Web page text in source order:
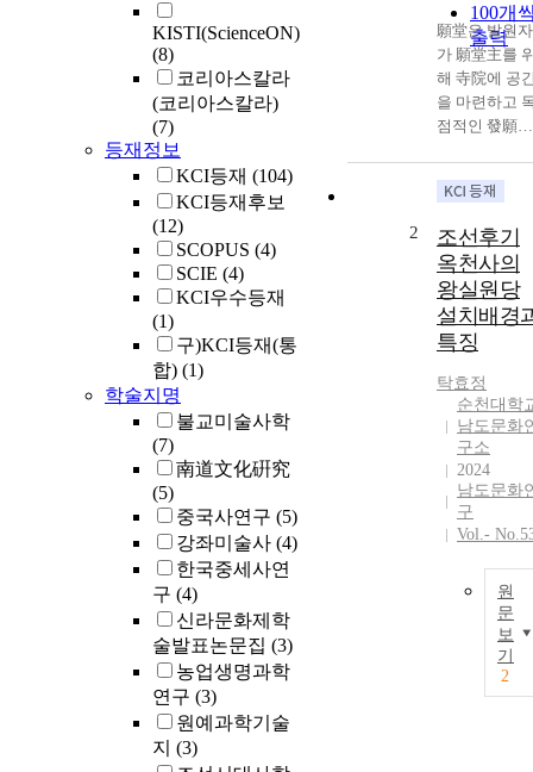
KISTI(ScienceON)
(8)
코리아스칼라
(코리아스칼라)
(7)
등재정보
KCI등재 (104)
KCI등재후보
(12)
SCOPUS (4)
SCIE (4)
KCI우수등재
(1)
구)KCI등재(통
합) (1)
학술지명
불교미술사학
(7)
南道文化硏究
(5)
중국사연구 (5)
강좌미술사 (4)
한국중세사연
구 (4)
신라문화제학
술발표논문집 (3)
농업생명과학
연구 (3)
원예과학기술
지 (3)
100개
출력
願堂은 발원자
가 願堂主를
해 寺院에 공
을 마련하고
점적인 發願을
당은 불교가
이래로 고려시
대에 이르기까
지는 자유로운
신앙의 한 형
로 광범위한
되었다. 그러
유교가 지배하
는 조선시대에
는 거의 王室
제한되었다. 조
선왕조의 佛敎
가 崇儒抑佛의
존속될 수 있
던 것은 왕실
서 적극적으로
원당을 설립한
결과라 할 수
2
조선후기
옥천사의
왕실원당
설치배경
특징
탁효정
순천대학
남도문화
구소
2024
남도문화
구
Vol.-
원
문
보
기
2